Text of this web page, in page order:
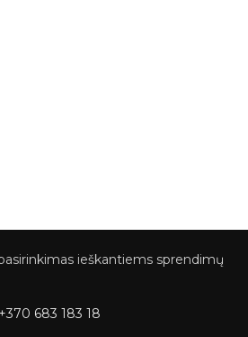
ieškantiems sprendimų
+370 683 183 18